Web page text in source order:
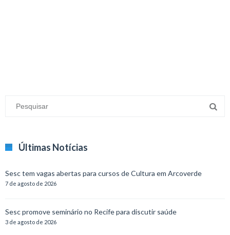
Últimas Notícias
Sesc tem vagas abertas para cursos de Cultura em Arcoverde
7 de agosto de 2026
Sesc promove seminário no Recife para discutir saúde
3 de agosto de 2026